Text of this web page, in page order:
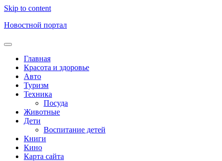
Skip to content
Новостной портал
Главная
Красота и здоровье
Авто
Туризм
Техника
Посуда
Животные
Дети
Воспитание детей
Книги
Кино
Карта сайта